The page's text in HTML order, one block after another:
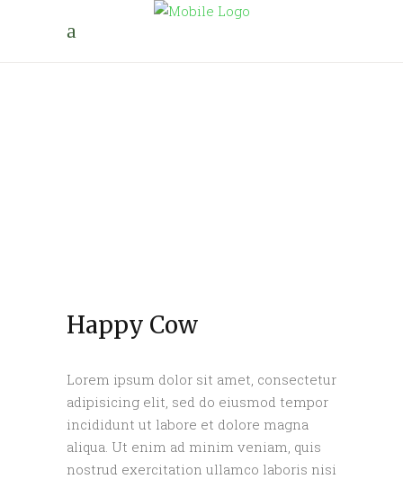
Happy Cow
Lorem ipsum dolor sit amet, consectetur
adipisicing elit, sed do eiusmod tempor
incididunt ut labore et dolore magna
aliqua. Ut enim ad minim veniam, quis
nostrud exercitation ullamco laboris nisi